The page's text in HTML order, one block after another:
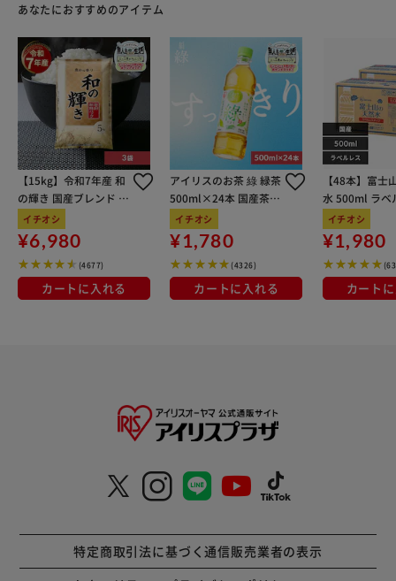
あなたにおすすめのアイテム
【15kg】令和7年産 和
の輝き 国産ブレンド 5
kg×3袋
イチオシ
¥6,980
(4677)
カートに入れる
アイリスのお茶 綠 緑茶
500ml×24本 国産茶葉
100％使用
イチオシ
¥1,780
(4326)
カートに入れる
【48本】富士
水 500ml ラベ
イチオシ
¥1,980
カート
特定商取引法に基づく通信販売業者の表示